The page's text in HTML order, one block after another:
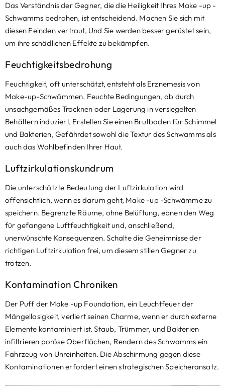
Das Verständnis der Gegner, die die Heiligkeit Ihres Make -up -
Schwamms bedrohen, ist entscheidend. Machen Sie sich mit
diesen Feinden vertraut, Und Sie werden besser gerüstet sein,
um ihre schädlichen Effekte zu bekämpfen.
Feuchtigkeitsbedrohung
Feuchtigkeit, oft unterschätzt, entsteht als Erznemesis von
Make-up-Schwämmen. Feuchte Bedingungen, ob durch
unsachgemäßes Trocknen oder Lagerung in versiegelten
Behältern induziert, Erstellen Sie einen Brutboden für Schimmel
und Bakterien, Gefährdet sowohl die Textur des Schwamms als
auch das Wohlbefinden Ihrer Haut.
Luftzirkulationskundrum
Die unterschätzte Bedeutung der Luftzirkulation wird
offensichtlich, wenn es darum geht, Make -up -Schwämme zu
speichern. Begrenzte Räume, ohne Belüftung, ebnen den Weg
für gefangene Luftfeuchtigkeit und, anschließend,
unerwünschte Konsequenzen. Schalte die Geheimnisse der
richtigen Luftzirkulation frei, um diesem stillen Gegner zu
trotzen.
Kontamination Chroniken
Der Puff der Make -up Foundation, ein Leuchtfeuer der
Mängellosigkeit, verliert seinen Charme, wenn er durch externe
Elemente kontaminiert ist. Staub, Trümmer, und Bakterien
infiltrieren poröse Oberflächen, Rendern des Schwamms ein
Fahrzeug von Unreinheiten. Die Abschirmung gegen diese
Kontaminationen erfordert einen strategischen Speicheransatz.